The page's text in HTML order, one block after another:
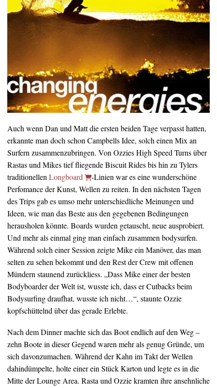
Auch wenn Dan und Matt die ersten beiden Tage verpasst hatten,
erkannte man doch schon Campbells Idee, solch einen Mix an
Surfern zusammenzubringen. Von Ozzies High Speed Turns über
Rastas und Mikes tief fliegende Biscuit Rides bis hin zu Tylers
traditionellen Longboard
-Linien war es eine wunderschöne
Perfomance der Kunst, Wellen zu reiten. In den nächsten Tagen
des Trips gab es umso mehr unterschiedliche Meinungen und
Ideen, wie man das Beste aus den gegebenen Bedingungen
herausholen könnte. Boards wurden getauscht, neue ausprobiert.
Und mehr als einmal ging man einfach zusammen bodysurfen.
Während solch einer Session zeigte Mike ein Manöver, das man
selten zu sehen bekommt und den Rest der Crew mit offenen
Mündern staunend zurückliess. „Dass Mike einer der besten
Bodyboarder der Welt ist, wusste ich, dass er Cutbacks beim
Bodysurfing draufhat, wusste ich nicht…“, staunte Ozzie
kopfschüttelnd über das gerade Erlebte.
Nach dem Dinner machte sich das Boot endlich auf den Weg –
zehn Boote in dieser Gegend waren mehr als genug Gründe, um
sich davonzumachen. Während der Kahn im Takt der Wellen
dahindümpelte, holte einer ein Stück Karton und legte es in die
Mitte der Lounge Area. Rasta und Ozzie kramten ihre ansehnliche